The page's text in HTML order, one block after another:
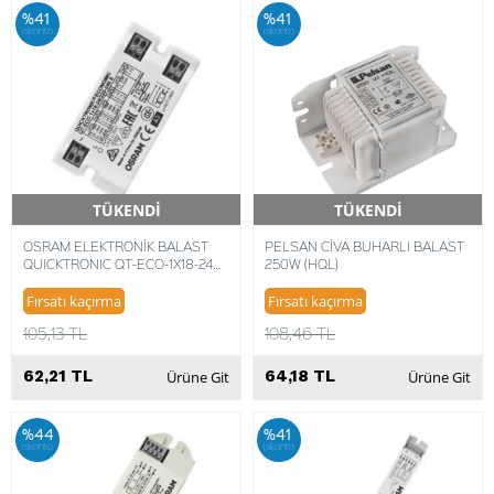
%41
iskonto
TÜKENDİ
Hızlı Teslimat
OSRAM ELEKTRONİK BALAST
QUICKTRONIC QT-ECO-1X18-24
Fırsatı kaçırma
105,13 TL
62,21 TL Ürüne Git
%41
iskonto
TÜKENDİ
Hızlı Teslimat
PELSAN CİVA BUHARLI BALAST
250W (HQL)
Fırsatı kaçırma
108,46 TL
64,18 TL Ürüne Git
%44
iskonto
%41
iskonto